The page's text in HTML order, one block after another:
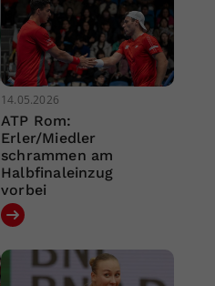
14.05.2026
ATP Rom:
Erler/Miedler
schrammen am
Halbfinaleinzug
vorbei